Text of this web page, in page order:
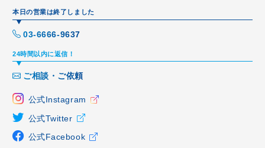
本日の営業は終了しました
03-6666-9637
24時間以内に返信！
ご相談・ご依頼
公式Instagram
公式Twitter
公式Facebook